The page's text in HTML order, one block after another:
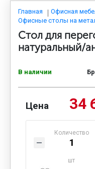
МЕБЕЛЬ ДЛЯ
МЕБЕЛЬ ДЛЯ
Главная
Офисная
Офисные столы на
Стол для
натуральный/
В наличии
Цена 34
Количество
шт